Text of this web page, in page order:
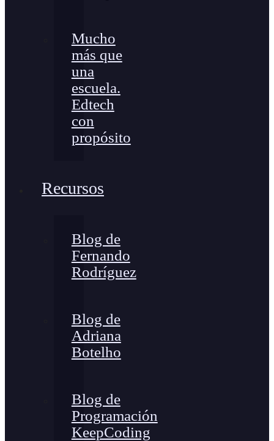
Mucho
más que
una
escuela.
Edtech
con
propósito
Recursos
Blog de
Fernando
Rodríguez
Blog de
Adriana
Botelho
Blog de
Programación
KeepCoding